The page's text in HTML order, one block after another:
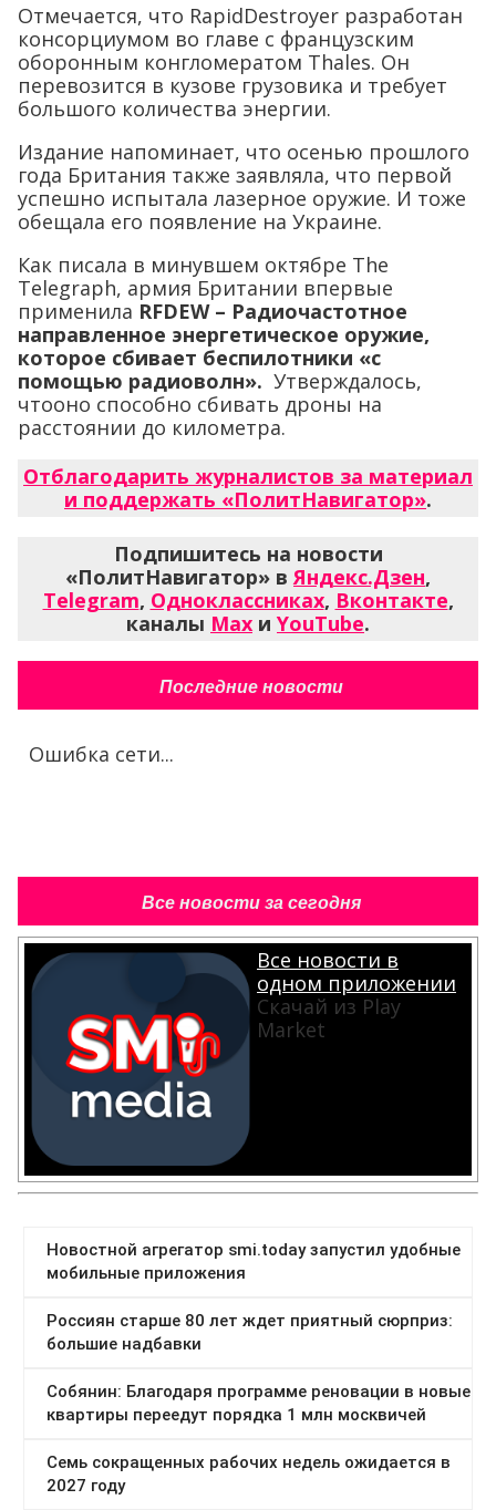
Отмечается, что RapidDestroyer разработан
консорциумом во главе с французским
оборонным конгломератом Thales. Он
перевозится в кузове грузовика и требует
большого количества энергии.
Издание напоминает, что осенью прошлого
года Британия также заявляла, что первой
успешно испытала лазерное оружие. И тоже
обещала его появление на Украине.
Как писала в минувшем октябре The
Telegraph, армия Британии впервые
применила RFDEW – Радиочастотное
направленное энергетическое оружие,
которое сбивает беспилотники «с
помощью радиоволн». Утверждалось,
чтооно способно сбивать дроны на
расстоянии до километра.
Отблагодарить журналистов за материал
и поддержать «ПолитНавигатор».
Подпишитесь на новости
«ПолитНавигатор» вЯндекс.Дзен,
Telegram, Одноклассниках, Вконтакте,
каналы Max и YouTube.
Последние новости
Ошибка сети...
Все новости за сегодня
Все новости в
одном приложении
Скачай из Play
Market